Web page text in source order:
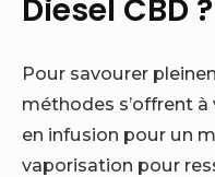
Diesel CBD ?
Pour savourer
méthodes s’offrent à
en infusion pour un
vaporisation pour